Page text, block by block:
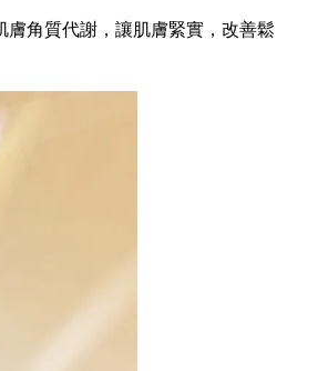
膚角質代謝，讓肌膚緊實，改善鬆